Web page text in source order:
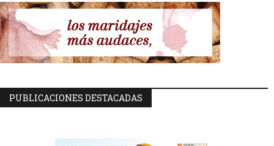
PUBLICACIONES DESTACADAS